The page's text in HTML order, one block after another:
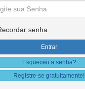
senha
Esqueceu a senha?
Registre-se gratuitamente!